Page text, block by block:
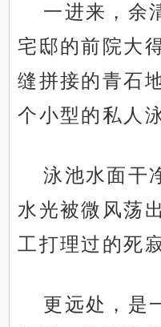
一进来，余
宅邸的前院大
缝拼接的青石
个小型的私人
泳池水面干
水光被微风荡
工打理过的死
更远处，是